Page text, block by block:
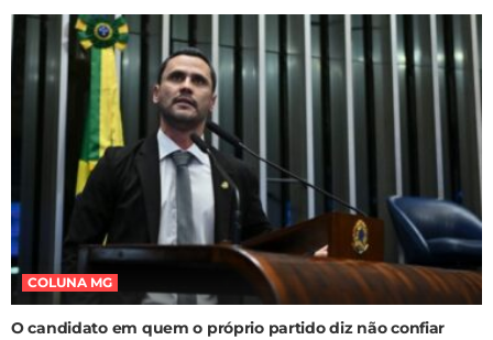
COLUNA MG
O candidato em quem o próprio partido diz não confiar